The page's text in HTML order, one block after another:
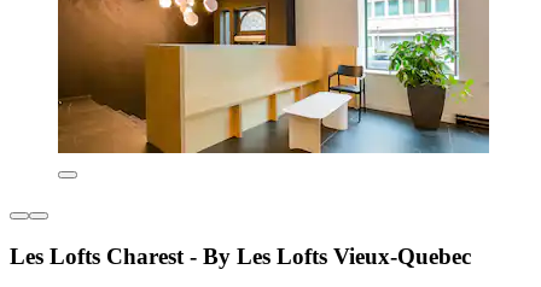
Les Lofts Charest - By Les Lofts Vieux-Quebec